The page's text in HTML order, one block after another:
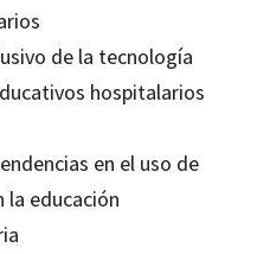
de la tecnología
hospitalarios
en el uso de
la educación